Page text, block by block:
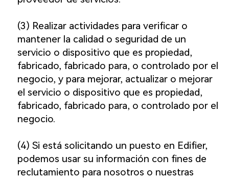
(3) Realizar actividades para verificar o
mantener la calidad o seguridad de un
servicio o dispositivo que es propiedad,
fabricado, fabricado para, o controlado por el
negocio, y para mejorar, actualizar o mejorar
el servicio o dispositivo que es propiedad,
fabricado, fabricado para, o controlado por el
negocio.
(4) Si está solicitando un puesto en Edifier,
podemos usar su información con fines de
reclutamiento para nosotros o nuestras